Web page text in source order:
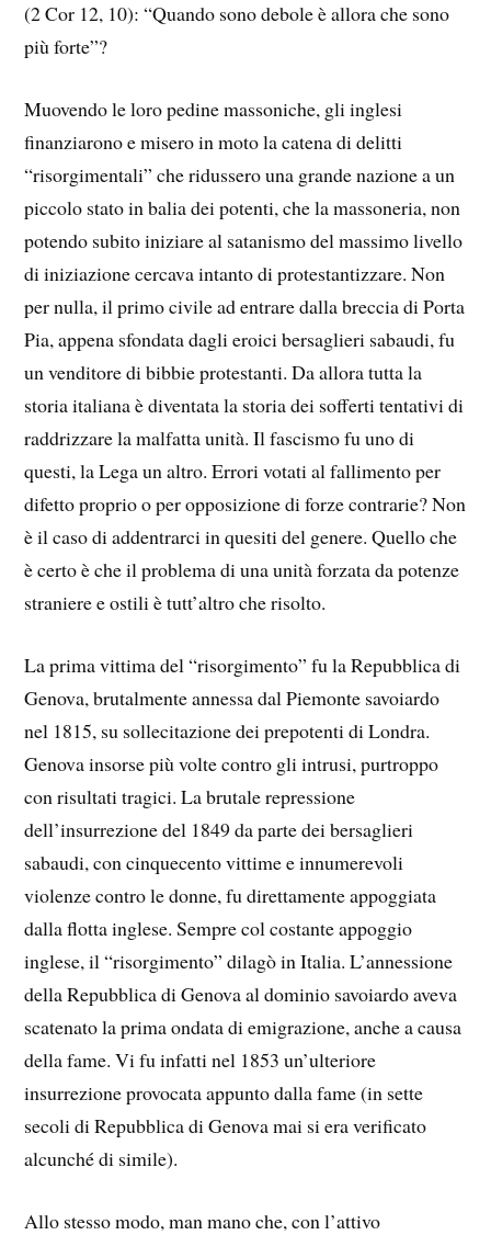
(2 Cor 12, 10): “Quando sono debole è allora che sono
più forte”?
Muovendo le loro pedine massoniche, gli inglesi
finanziarono e misero in moto la catena di delitti
“risorgimentali” che ridussero una grande nazione a un
piccolo stato in balia dei potenti, che la massoneria, non
potendo subito iniziare al satanismo del massimo livello
di iniziazione cercava intanto di protestantizzare. Non
per nulla, il primo civile ad entrare dalla breccia di Porta
Pia, appena sfondata dagli eroici bersaglieri sabaudi, fu
un venditore di bibbie protestanti. Da allora tutta la
storia italiana è diventata la storia dei sofferti tentativi di
raddrizzare la malfatta unità. Il fascismo fu uno di
questi, la Lega un altro. Errori votati al fallimento per
difetto proprio o per opposizione di forze contrarie? Non
è il caso di addentrarci in quesiti del genere. Quello che
è certo è che il problema di una unità forzata da potenze
straniere e ostili è tutt’altro che risolto.
La prima vittima del “risorgimento” fu la Repubblica di
Genova, brutalmente annessa dal Piemonte savoiardo
nel 1815, su sollecitazione dei prepotenti di Londra.
Genova insorse più volte contro gli intrusi, purtroppo
con risultati tragici. La brutale repressione
dell’insurrezione del 1849 da parte dei bersaglieri
sabaudi, con cinquecento vittime e innumerevoli
violenze contro le donne, fu direttamente appoggiata
dalla flotta inglese. Sempre col costante appoggio
inglese, il “risorgimento” dilagò in Italia. L’annessione
della Repubblica di Genova al dominio savoiardo aveva
scatenato la prima ondata di emigrazione, anche a causa
della fame. Vi fu infatti nel 1853 un’ulteriore
insurrezione provocata appunto dalla fame (in sette
secoli di Repubblica di Genova mai si era verificato
alcunché di simile).
Allo stesso modo, man mano che, con l’attivo